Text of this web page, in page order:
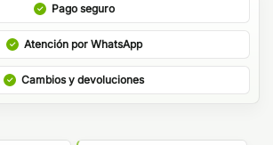
Pago seguro
Atención por WhatsApp
Cambios y devoluciones